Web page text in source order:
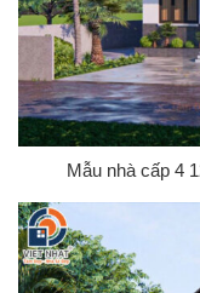
Mẫu nhà cấp 4